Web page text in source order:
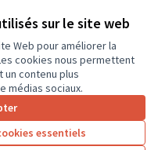
sur le site web
Web pour améliorer la
cookies nous permettent
contenu plus
médias sociaux.
essentiels